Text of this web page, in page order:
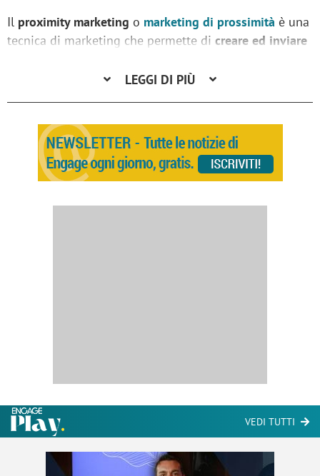
Il proximity marketing o marketing di prossimità è una
tecnica di marketing che permette di creare ed inviare
contenuti personalizzati e contestualizzati
tecnologie di tipo visuale e mobile, con lo scopo di
promuovere la vendita di prodotti e servizi.
L'intento, è quindi, quello diconvincere l’utente a
recarsi presso un determinato luogo al fine di poter
I progetti che si possono realizzare sono diversi
comunicazioni personalizzate, per avvisare della
disponibilità di un nuova offerta o un coupon,
attraverso l’invio di una notifica sul cellulare.
LEGGI DI PIÙ
VEDI TUTTI